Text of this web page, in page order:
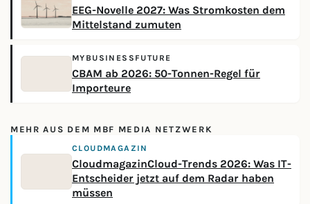
EEG-Novelle 2027: Was Stromkosten dem
Mittelstand zumuten
MYBUSINESSFUTURE
CBAM ab 2026: 50-Tonnen-Regel für
Importeure
MEHR AUS DEM MBF MEDIA NETZWERK
CLOUDMAGAZIN
CloudmagazinCloud-Trends 2026: Was IT-
Entscheider jetzt auf dem Radar haben
müssen